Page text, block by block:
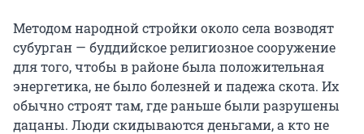
Методом народной стройки около села возводят
субурган — буддийское религиозное сооружение
для того, чтобы в районе была положительная
энергетика, не было болезней и падежа скота. Их
обычно строят там, где раньше были разрушены
дацаны. Люди скидываются деньгами, а кто не